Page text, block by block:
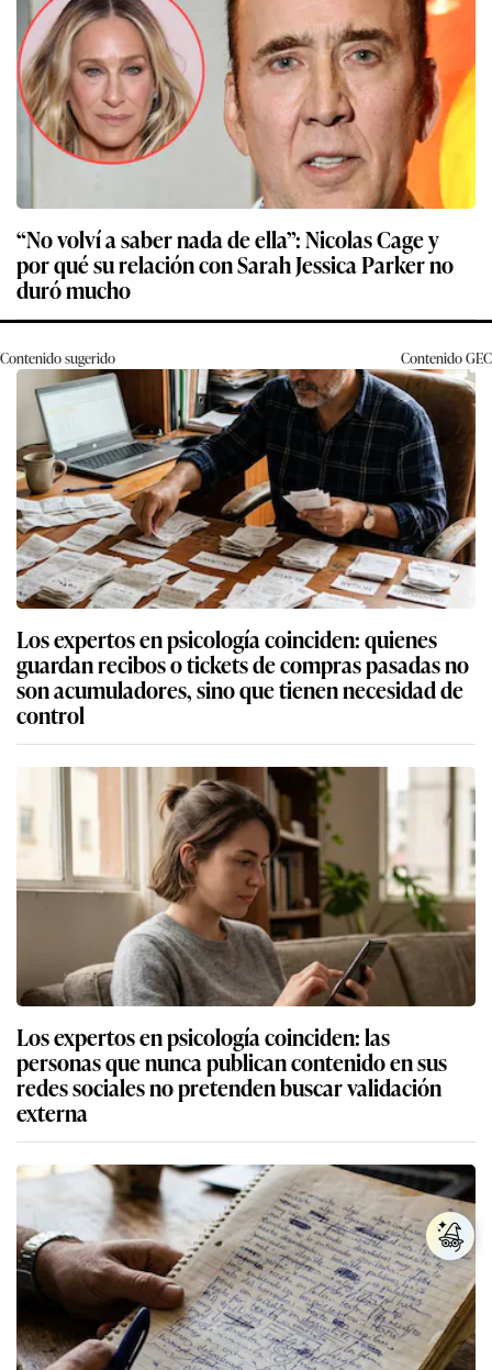
“No volví a saber nada de ella”: Nicolas Cage y
por qué su relación con Sarah Jessica Parker no
duró mucho
Contenido sugerido ContenidoGEC
Los expertos en psicología coinciden: quienes
guardan recibos o tickets de compras pasadas no
son acumuladores, sino que tienen necesidad de
control
Los expertos en psicología coinciden: las
personas que nunca publican contenido en sus
redes sociales no pretenden buscar validación
externa